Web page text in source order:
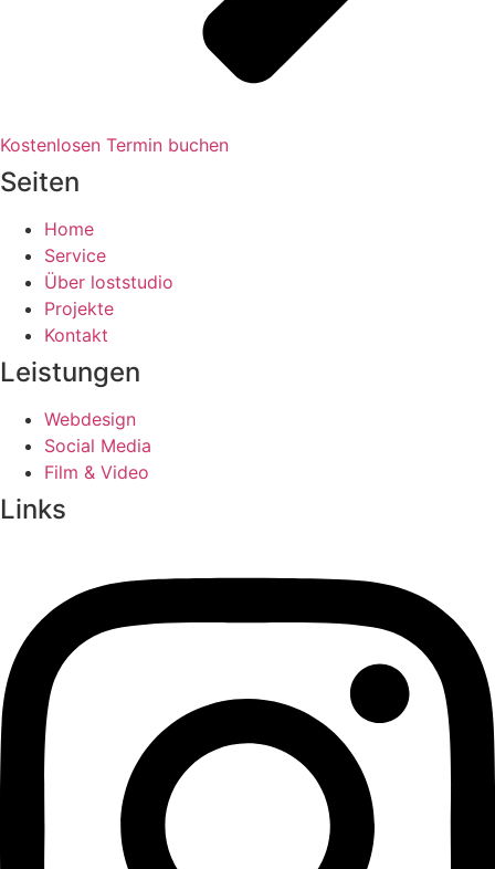
Kostenlosen Termin buchen
Seiten
Home
Service
Über loststudio
Projekte
Kontakt
Leistungen
Webdesign
Social Media
Film & Video
Links